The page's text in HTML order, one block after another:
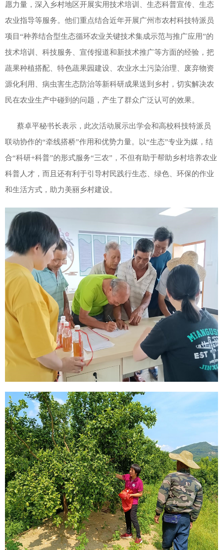
愿力量，深入乡村地区开展实用技术培训、生态科普宣传、生态
农业指导等服务。他们重点结合近年开展广州市农村科技特派员
项目“种养结合型生态循环农业关键技术集成示范与推广应用”的
技术培训、科技服务、宣传报道和新技术推广等方面的经验，把
蔬果种植搭配、特色蔬果园建设、农业水土污染治理、废弃物资
源化利用、病虫害生态防治等新科研成果送到乡村，切实解决农
民在农业生产中碰到的问题，产生了群众广泛认可的效果。
蔡卓平秘书长表示，此次活动展示出学会和高校科技特派员
联动协作的“牵线搭桥”作用和优势力量。以“生态”专业为媒，结
合“科研+科普”的形式服务“三农”，不但有助于帮助乡村培养农业
科普人才，而且还有利于引导村民践行生态、绿色、环保的作业
和生活方式，助力美丽乡村建设。